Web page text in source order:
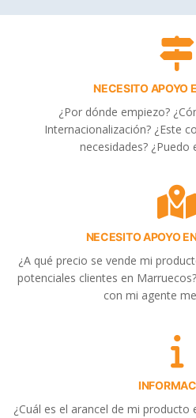
NECESITO APOYO
¿Por dónde empiezo?
Internacionalización? ¿Este
necesidades? ¿Puedo
NECESITO APOYO
¿A qué precio se vende mi
potenciales clientes en
con mi agente
¿Cuál es el arancel de mi producto